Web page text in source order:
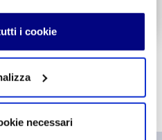
i cookie
necessari